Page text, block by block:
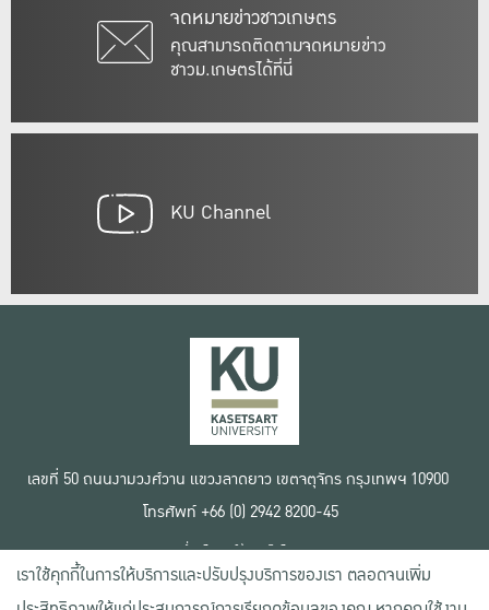
จดหมายข่าวชาวเกษตร
คุณสามารถติดตามจดหมายข่าว
ชาวม.เกษตรได้ที่นี่
KU Channel
เลขที่ 50 ถนนงามวงศ์วาน แขวงลาดยาว เขตจตุจักร กรุงเทพฯ 10900
โทรศัพท์ +66 (0) 2942 8200-45
เงื่อนไขการใช้งานเว็บไซต์
ข้อตกลงด้านสิทธิ์ใช้งาน
นโยบายความเป็นส่วนตัว
เราใช้คุกกี้ในการให้บริการและปรับปรุงบริการของเรา ตลอดจนเพิ่ม